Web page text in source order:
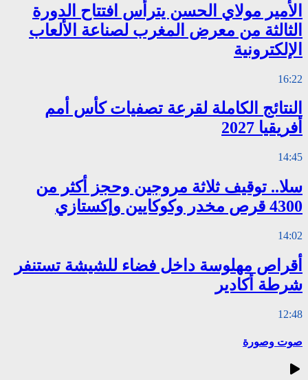
الأمير مولاي الحسن يترأس افتتاح الدورة
الثالثة من معرض المغرب لصناعة الألعاب
الإلكترونية
16:22
النتائج الكاملة لقرعة تصفيات كأس أمم
أفريقيا 2027
14:45
سلا.. توقيف ثلاثة مروجين وحجز أكثر من
4300 قرص مخدر وكوكايين وإكستازي
14:02
أقراص مهلوسة داخل فضاء للشيشة تستنفر
شرطة أكادير
12:48
صوت وصورة